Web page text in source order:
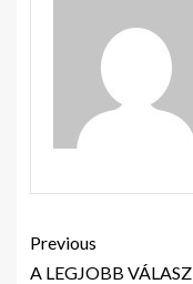
Previous
A LEGJOBB